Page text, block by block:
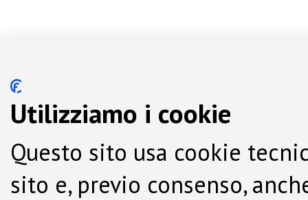
Utilizziamo i cookie
Questo sito usa cookie
sito e, previo consenso,